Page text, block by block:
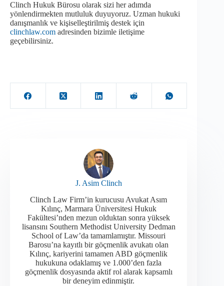
Clinch Hukuk Bürosu olarak sizi her adımda
yönlendirmekten mutluluk duyuyoruz. Uzman hukuki
danışmanlık ve kişiselleştirilmiş destek için
clinchlaw.com adresinden bizimle iletişime
geçebilirsiniz.
J. Asim Clinch
Clinch Law Firm’in kurucusu Avukat Asım
Kılınç, Marmara Üniversitesi Hukuk
Fakültesi’nden mezun olduktan sonra yüksek
lisansını Southern Methodist University Dedman
School of Law’da tamamlamıştır. Missouri
Barosu’na kayıtlı bir göçmenlik avukatı olan
Kılınç, kariyerini tamamen ABD göçmenlik
hukukuna odaklamış ve 1.000’den fazla
göçmenlik dosyasında aktif rol alarak kapsamlı
bir deneyim edinmiştir.​